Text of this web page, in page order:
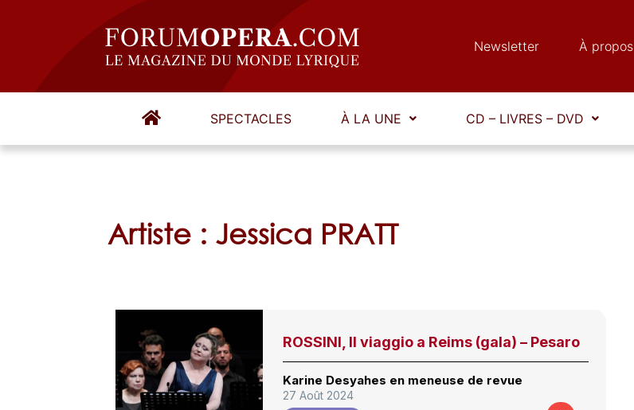
Newsletter À propos
SPECTACLES À LA UNE CD – LIVRES – DVD
Artiste : Jessica PRATT
ROSSINI, Il viaggio a Reims (gala) – Pesaro
Karine Desyahes en meneuse de revue
27 Août 2024